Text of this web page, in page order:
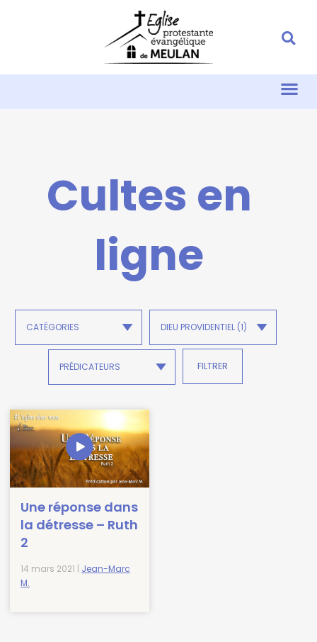
Cultes en
ligne
Une réponse dans
la détresse – Ruth
2
14 mars 2021 | Jean-Marc
M.